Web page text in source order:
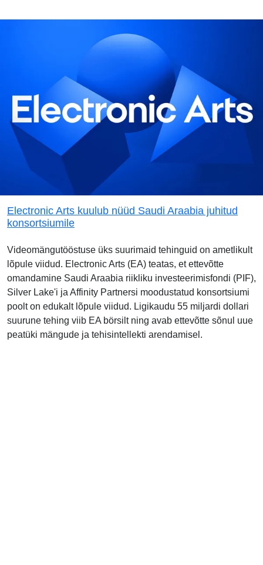
Electronic Arts kuulub nüüd Saudi Araabia juhitud
konsortsiumile
Videomängutööstuse üks suurimaid tehinguid on ametlikult
lõpule viidud. Electronic Arts (EA) teatas, et ettevõtte
omandamine Saudi Araabia riikliku investeerimisfondi (PIF),
Silver Lake'i ja Affinity Partnersi moodustatud konsortsiumi
poolt on edukalt lõpule viidud. Ligikaudu 55 miljardi dollari
suurune tehing viib EA börsilt ning avab ettevõtte sõnul uue
peatüki mängude ja tehisintellekti arendamisel.